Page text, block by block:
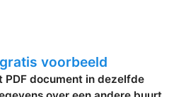
gratis voorbeeld
PDF document in dezelfde